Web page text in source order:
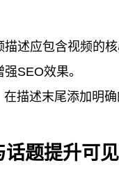
描述应包含视频的
SEO效果。
在描述末尾添加明
题提升可